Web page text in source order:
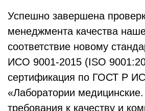
Успешно завершена
менеджмента качества
соответствие новому
ИСО 9001-2015 (ISO
сертификация по ГОСТ Р
«Лаборатории
требования к качеству и